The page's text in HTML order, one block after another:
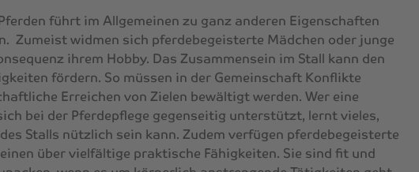
führt im Allgemeinen zu ganz anderen Eigenschaften
Zumeist widmen sich pferdebegeisterte Mädchen oder junge
ihrem Hobby. Das Zusammensein im Stall kann den
fördern. So müssen in der Gemeinschaft Konflikte
Erreichen von Zielen bewältigt werden. Wer eine
bei der Pferdepflege gegenseitig unterstützt, lernt vieles,
Stalls nützlich sein kann. Zudem verfügen pferdebegeisterte
über vielfältige praktische Fähigkeiten. Sie sind fit und